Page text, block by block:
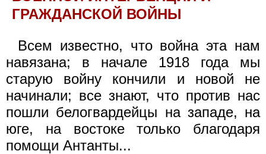
ГРАЖДАНСКОЙ ВОЙНЫ
Всем известно, что война эта нам
навязана; в начале 1918 года мы
старую войну кончили и новой не
начинали; все знают, что против нас
пошли белогвардейцы на западе, на
юге, на востоке только благодаря
помощи Антанты...